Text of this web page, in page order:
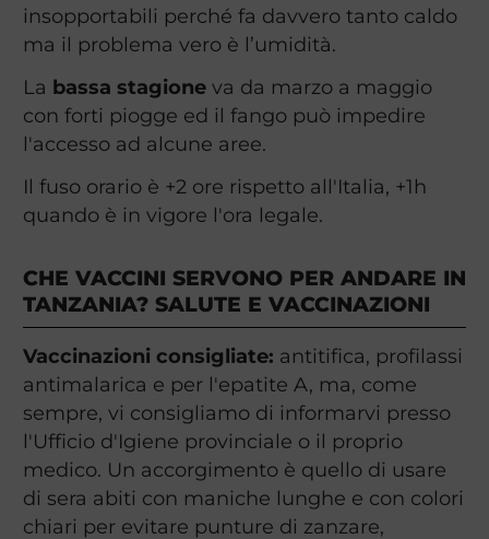
insopportabili perché fa davvero tanto caldo
ma il problema vero è l’umidità.
La bassa stagioneva da marzo a maggio
con forti piogge ed il fango può impedire
l'accesso ad alcune aree.
Il fuso orario è +2 ore rispetto all'Italia, +1h
quando è in vigore l'ora legale.
CHE VACCINI SERVONO PER ANDARE IN
TANZANIA? SALUTE E VACCINAZIONI
Vaccinazioni consigliate: antitifica, profilassi
antimalarica e per l'epatite A, ma, come
sempre, vi consigliamo di informarvi presso
l'Ufficio d'Igiene provinciale o il proprio
medico. Un accorgimento è quello di usare
di sera abiti con maniche lunghe e con colori
chiari per evitare punture di zanzare,